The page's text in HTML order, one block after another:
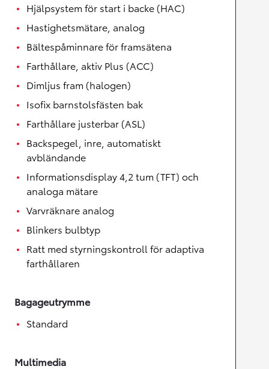
Hjälpsystem för start i backe (HAC)
Hastighetsmätare, analog
Bältespåminnare för framsätena
Farthållare, aktiv Plus (ACC)
Dimljus fram (halogen)
Isofix barnstolsfästen bak
Farthållare justerbar (ASL)
Backspegel, inre, automatiskt
avbländande
Informationsdisplay 4,2 tum (TFT) och
analoga mätare
Varvräknare analog
Blinkers bulbtyp
Ratt med styrningskontroll för adaptiva
farthållaren
Bagageutrymme
Standard
Multimedia